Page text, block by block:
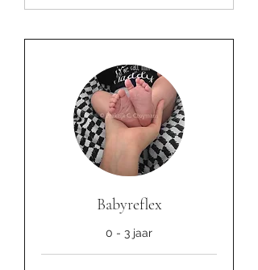
Babyreflex
0 - 3 jaar